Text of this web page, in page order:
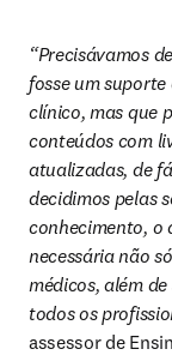
“Precisávamos
fosse um
clínico, mas que
conteúdos com
atualizadas, de
decidimos pelas
conhecimento, o
necessária não
médicos, além
todos os
assessor de